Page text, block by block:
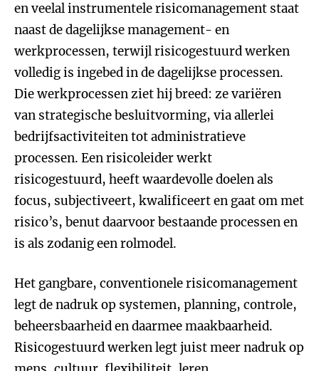
en veelal instrumentele risicomanagement staat
naast de dagelijkse management- en
werkprocessen, terwijl risicogestuurd werken
volledig is ingebed in de dagelijkse processen.
Die werkprocessen ziet hij breed: ze variëren
van strategische besluitvorming, via allerlei
bedrijfsactiviteiten tot administratieve
processen. Een risicoleider werkt
risicogestuurd, heeft waardevolle doelen als
focus, subjectiveert, kwalificeert en gaat om met
risico’s, benut daarvoor bestaande processen en
is als zodanig een rolmodel.
Het gangbare, conventionele risicomanagement
legt de nadruk op systemen, planning, controle,
beheersbaarheid en daarmee maakbaarheid.
Risicogestuurd werken legt juist meer nadruk op